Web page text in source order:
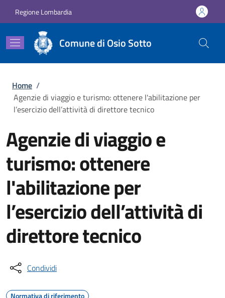
Regione Lombardia
Comune di Osio Sotto
Briciole di pane
Home /
Agenzie di viaggio e turismo: ottenere l'abilitazione per
l’esercizio dell’attività di direttore tecnico
Agenzie di viaggio e
turismo: ottenere
l'abilitazione per
l’esercizio dell’attività di
direttore tecnico
Condividi
Normativa di riferimento